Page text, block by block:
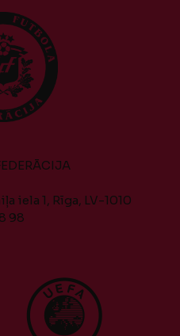
iela 1, Rīga, LV-1010
98